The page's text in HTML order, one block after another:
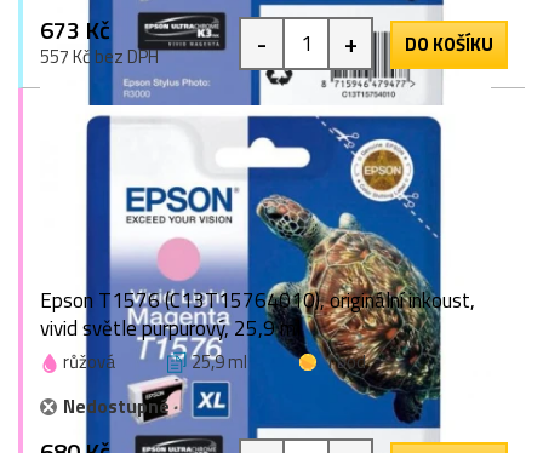
673 Kč
557 Kč bez DPH - + DO KOŠÍKU
Epson T1576 (C13T15764010), originální inkoust,
vivid světle purpurový, 25,9 ml
růžová 25,9 ml
1 bod
Nedostupné